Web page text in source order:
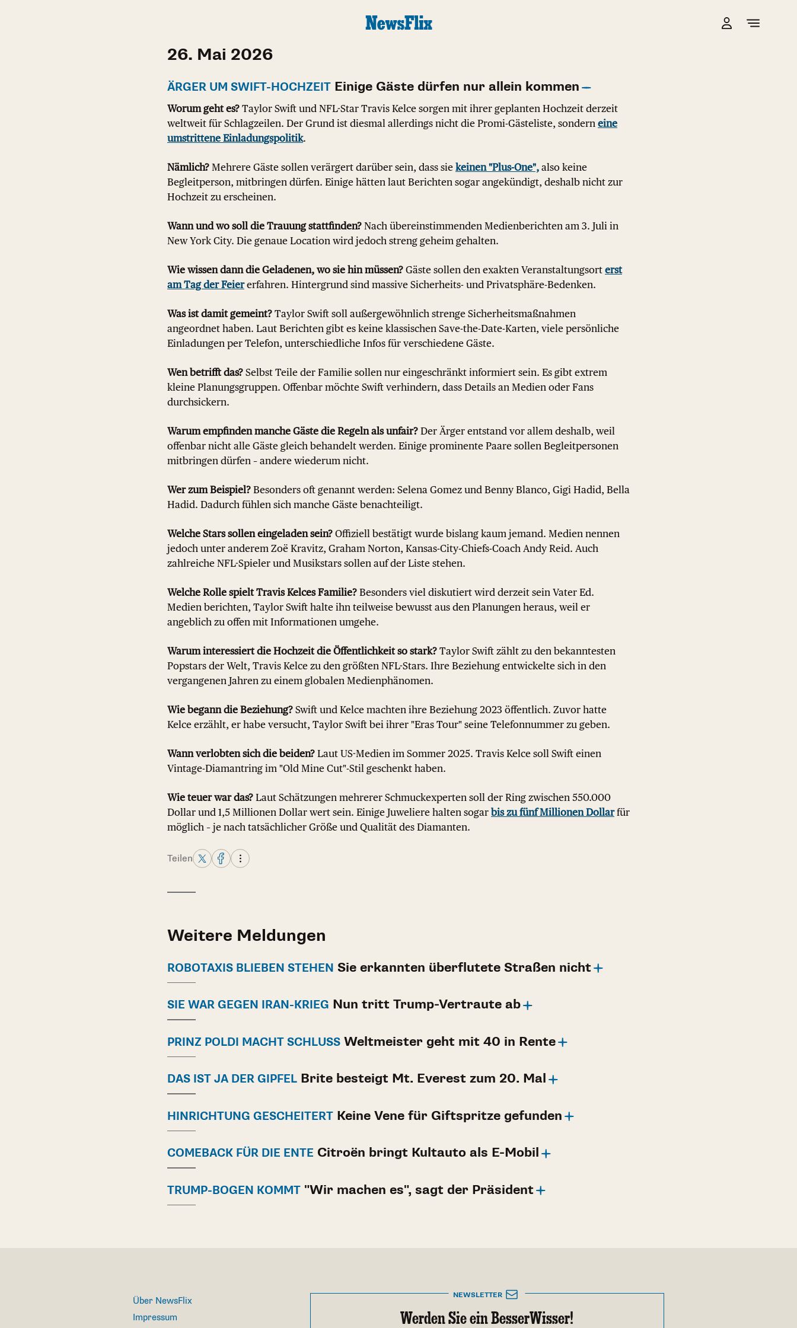
26. Mai 2026
ÄRGER UM SWIFT-HOCHZEIT Einige Gäste dürfen nur allein kommen
Worum geht es? Taylor Swift und NFL-Star Travis Kelce sorgen mit ihrer geplanten Hochzeit derzeit
weltweit für Schlagzeilen. Der Grund ist diesmal allerdings nicht die Promi-Gästeliste, sondern eine
umstrittene Einladungspolitik.
Nämlich? Mehrere Gäste sollen verärgert darüber sein, dass sie keinen "Plus-One", also keine
Begleitperson, mitbringen dürfen. Einige hätten laut Berichten sogar angekündigt, deshalb nicht zur
Hochzeit zu erscheinen.
Wann und wo soll die Trauung stattfinden? Nach übereinstimmenden Medienberichten am 3. Juli in
New York City. Die genaue Location wird jedoch streng geheim gehalten.
Wie wissen dann die Geladenen, wo sie hin müssen? Gäste sollen den exakten Veranstaltungsort erst
am Tag der Feiererfahren. Hintergrund sind massive Sicherheits- und Privatsphäre-Bedenken.
Was ist damit gemeint? Taylor Swift soll außergewöhnlich strenge Sicherheitsmaßnahmen
angeordnet haben. Laut Berichten gibt es keine klassischen Save-the-Date-Karten, viele persönliche
Einladungen per Telefon, unterschiedliche Infos für verschiedene Gäste.
Wen betrifft das? Selbst Teile der Familie sollen nur eingeschränkt informiert sein. Es gibt extrem
kleine Planungsgruppen. Offenbar möchte Swift verhindern, dass Details an Medien oder Fans
durchsickern.
Warum empfinden manche Gäste die Regeln als unfair? Der Ärger entstand vor allem deshalb, weil
offenbar nicht alle Gäste gleich behandelt werden. Einige prominente Paare sollen Begleitpersonen
mitbringen dürfen – andere wiederum nicht.
Wer zum Beispiel? Besonders oft genannt werden: Selena Gomez und Benny Blanco, Gigi Hadid, Bella
Hadid. Dadurch fühlen sich manche Gäste benachteiligt.
Welche Stars sollen eingeladen sein? Offiziell bestätigt wurde bislang kaum jemand. Medien nennen
jedoch unter anderem Zoë Kravitz, Graham Norton, Kansas-City-Chiefs-Coach Andy Reid. Auch
zahlreiche NFL-Spieler und Musikstars sollen auf der Liste stehen.
Welche Rolle spielt Travis Kelces Familie? Besonders viel diskutiert wird derzeit sein Vater Ed.
Medien berichten, Taylor Swift halte ihn teilweise bewusst aus den Planungen heraus, weil er
angeblich zu offen mit Informationen umgehe.
Warum interessiert die Hochzeit die Öffentlichkeit so stark? Taylor Swift zählt zu den bekanntesten
Popstars der Welt, Travis Kelce zu den größten NFL-Stars. Ihre Beziehung entwickelte sich in den
vergangenen Jahren zu einem globalen Medienphänomen.
Wie begann die Beziehung? Swift und Kelce machten ihre Beziehung 2023 öffentlich. Zuvor hatte
Kelce erzählt, er habe versucht, Taylor Swift bei ihrer "Eras Tour" seine Telefonnummer zu geben.
Wann verlobten sich die beiden? Laut US-Medien im Sommer 2025. Travis Kelce soll Swift einen
Vintage-Diamantring im "Old Mine Cut"-Stil geschenkt haben.
Wie teuer war das? Laut Schätzungen mehrerer Schmuckexperten soll der Ring zwischen 550.000
Dollar und 1,5 Millionen Dollar wert sein. Einige Juweliere halten sogar bis zu fünf Millionen Dollarfür
möglich – je nach tatsächlicher Größe und Qualität des Diamanten.
Teilen
Weitere Meldungen
ROBOTAXIS BLIEBEN STEHEN Sie erkannten überflutete Straßen nicht
SIE WAR GEGEN IRAN-KRIEG Nun tritt Trump-Vertraute ab
PRINZ POLDI MACHT SCHLUSS Weltmeister geht mit 40 in Rente
DAS IST JA DER GIPFEL Brite besteigt Mt. Everest zum 20. Mal
HINRICHTUNG GESCHEITERT Keine Vene für Giftspritze gefunden
COMEBACK FÜR DIE ENTE Citroën bringt Kultauto als E-Mobil
TRUMP-BOGEN KOMMT "Wir machen es", sagt der Präsident
Über NewsFlix
Impressum
NEWSLETTER
Werden Sie ein BesserWisser!